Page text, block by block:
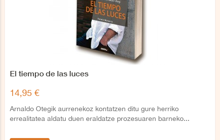
El tiempo de las luces
14,95 €
Arnaldo Otegik aurrenekoz kontatzen ditu gure herriko
errealitatea aldatu duen eraldatze prozesuaren barneko...